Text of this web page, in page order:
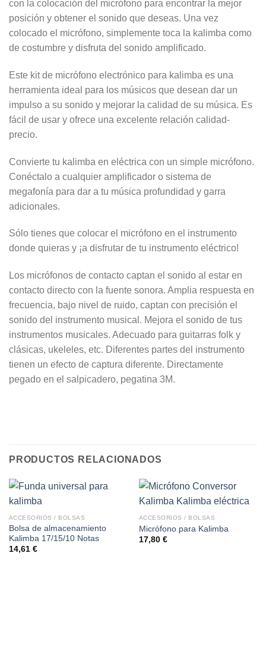
con la colocación del micrófono para encontrar la mejor
posición y obtener el sonido que deseas. Una vez
colocado el micrófono, simplemente toca la kalimba como
de costumbre y disfruta del sonido amplificado.
Este kit de micrófono electrónico para kalimba es una
herramienta ideal para los músicos que desean dar un
impulso a su sonido y mejorar la calidad de su música. Es
fácil de usar y ofrece una excelente relación calidad-
precio.
Convierte tu kalimba en eléctrica con un simple micrófono.
Conéctalo a cualquier amplificador o sistema de
megafonía para dar a tu música profundidad y garra
adicionales.
Sólo tienes que colocar el micrófono en el instrumento
donde quieras y ¡a disfrutar de tu instrumento eléctrico!
Los micrófonos de contacto captan el sonido al estar en
contacto directo con la fuente sonora. Amplia respuesta en
frecuencia, bajo nivel de ruido, captan con precisión el
sonido del instrumento musical. Mejora el sonido de tus
instrumentos musicales. Adecuado para guitarras folk y
clásicas, ukeleles, etc. Diferentes partes del instrumento
tienen un efecto de captura diferente. Directamente
pegado en el salpicadero, pegatina 3M.
PRODUCTOS RELACIONADOS
ACCESORIOS / BOLSAS
Bolsa de almacenamiento
Kalimba 17/15/10 Notas
14,61 €
ACCESORIOS / BOLSAS
Micrófono para Kalimba
17,80 €